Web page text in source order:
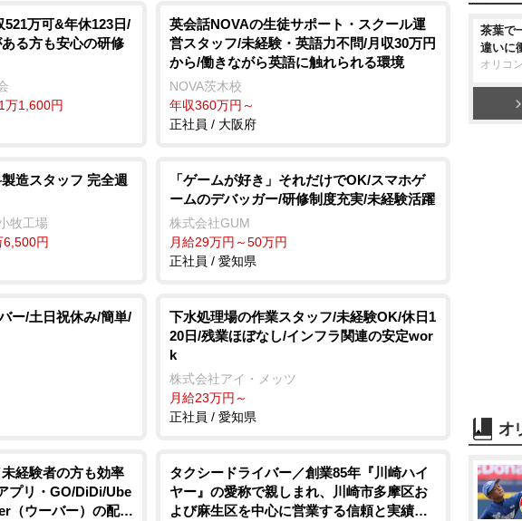
t
e
521万可&年休123日/
る方も安心の研修
万1,600円
英会話NOVAの生徒サポート・スクール運
営スタッフ/未経験・英語力不問/月収30万円
から/働きながら英語に触れられる環境
NOVA茨木校
年収360万円～
正社員 / 大阪府
造スタッフ 完全週
牧工場
円
「ゲームが好き」それだけでOK/スマホゲ
ームのデバッガー/研修制度充実/未経験活躍
株式会社GUM
月給29万円～50万円
正社員 / 愛知県
ー/土日祝休み/簡単/
下水処理場の作業スタッフ/未経験OK/休日1
20日/残業ほぼなし/インフラ関連の安定wor
k
株式会社アイ・メッツ
月給23万円～
正社員 / 愛知県
経験者の方も効率
プリ・GO/DiDi/Ube
（ウーバー）の配車
タクシードライバー／創業85年『川崎ハイ
ヤー』の愛称で親しまれ、川崎市多摩区お
よび麻生区を中心に営業する信頼と実績の
茶葉で
違いに
オリコ